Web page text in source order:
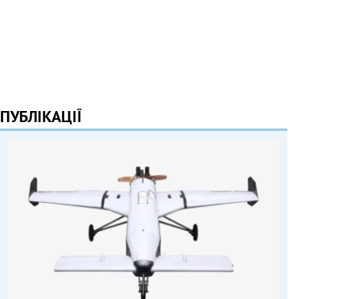
ПУБЛІКАЦІЇ